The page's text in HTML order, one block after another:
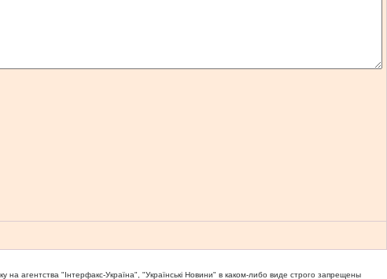
агентства "Iнтерфакс-Україна", "Українськi Новини" в каком-либо виде строго запрещены